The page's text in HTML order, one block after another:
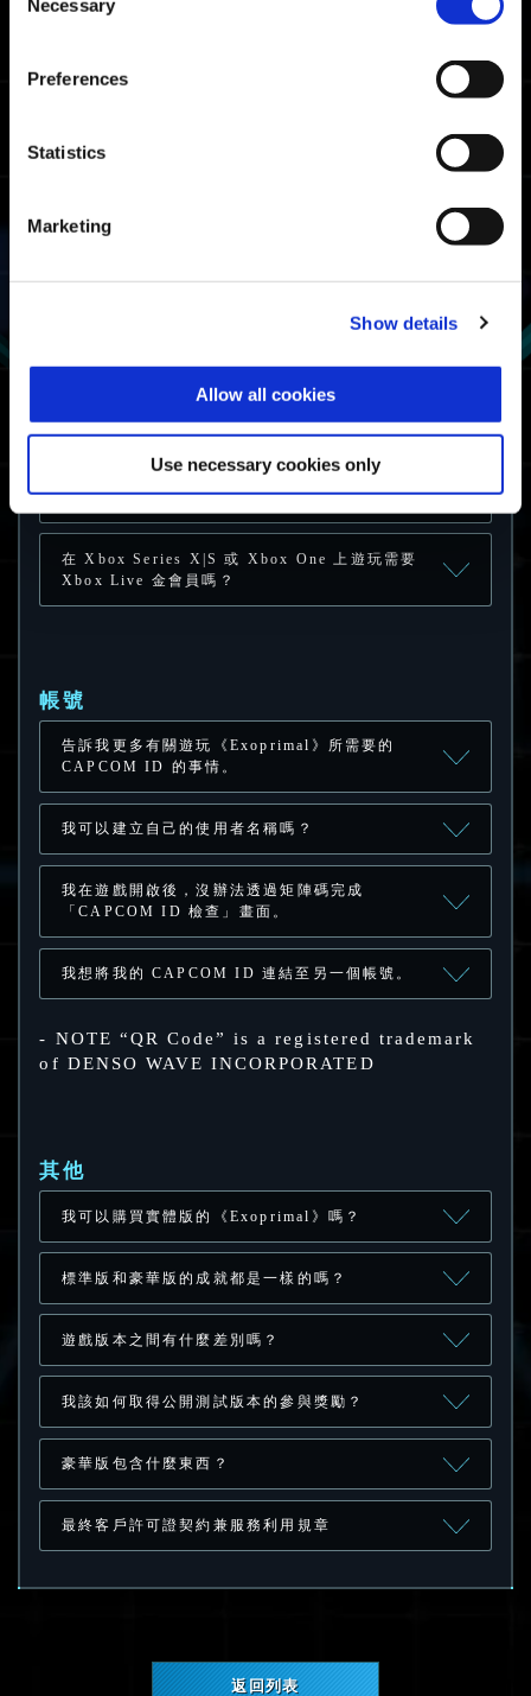
Selection
Necessary
Preferences
Statistics
Marketing
Show details
Allow all cookies
Use necessary cookies only
我在 Xbox Series X|S 和 Xbox One 上遊玩並
同內容卻失敗了。我應該怎麼做？
我在離開自訂對戰後，無法於恐龍生存戰「開始
《Exoprimal》硬體的需求條件如何？
是否能夠離線遊玩？
在 Xbox Series X|S 或 Xbox One 上遊玩需要
Xbox Live 金會員嗎？
帳號
告訴我更多有關遊玩《Exoprimal》所需要的
CAPCOM ID 的事情。
我可以建立自己的使用者名稱嗎？
我在遊戲開啟後，沒辦法透過矩陣碼完成
「CAPCOM ID 檢查」畫面。
我想將我的 CAPCOM ID 連結至另一個帳號。
- NOTE “QR Code” is a registered trademark
of DENSO WAVE INCORPORATED
其他
我可以購買實體版的《Exoprimal》嗎？
標準版和豪華版的成就都是一樣的嗎？
遊戲版本之間有什麼差別嗎？
我該如何取得公開測試版本的參與獎勵？
豪華版包含什麼東西？
最終客戶許可證契約兼服務利用規章
返回列表